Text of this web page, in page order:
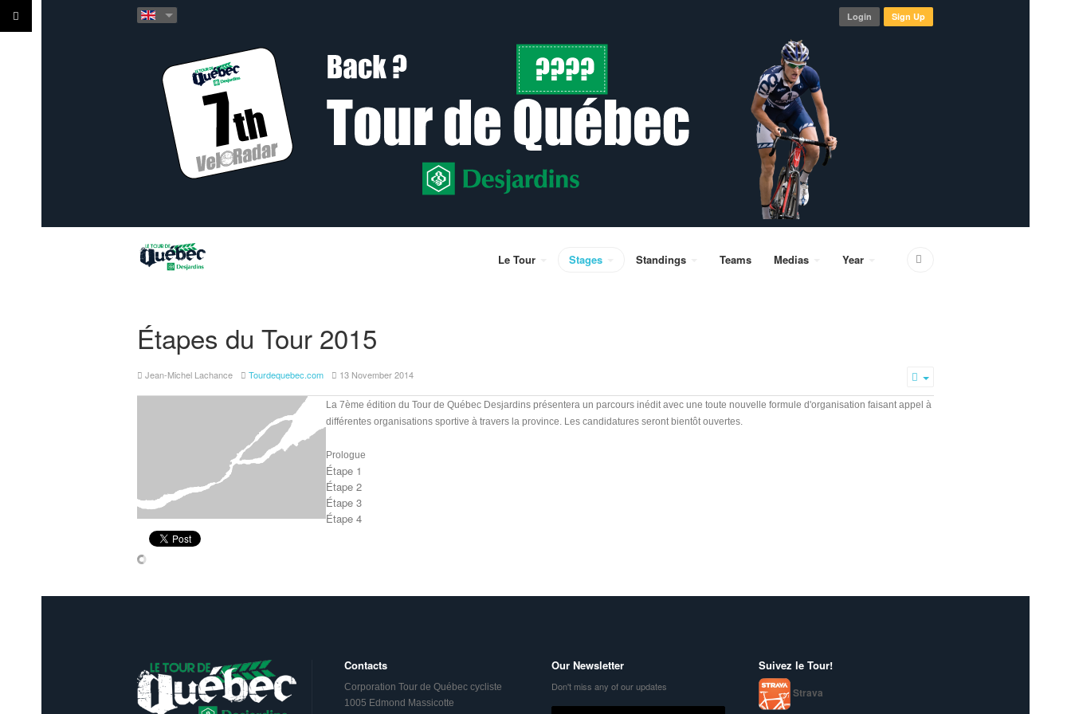
Login Sign Up
Le Tour Stages Standings Teams Medias Year
Étapes du Tour 2015
Jean-Michel Lachance Tourdequebec.com 13 November 2014
La 7ème édition du Tour de Québec Desjardins présentera un parcours inédit avec une toute nouvelle formule d'organisation faisant appel à
différentes organisations sportive à travers la province. Les candidatures seront bientôt ouvertes.
Prologue
Étape 1
Étape 2
Étape 3
Étape 4
Contacts
Corporation Tour de Québec cycliste
1005 Edmond Massicotte
Our Newsletter
Don't miss any of our updates
Suivez le Tour!
Strava